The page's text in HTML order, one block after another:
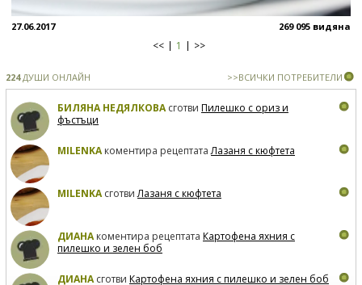
27.06.2017 269 095 видяна
<< 1 >>
224ДУШИ ОНЛАЙН >>ВСИЧКИ ПОТРЕБИТЕЛИ
БИЛЯНА НЕДЯЛКОВАсготви Пилешко с ориз и
фъстъци
MILENKAкоментира рецептатаЛазаня с кюфтета
MILENKAсготвиЛазаня с кюфтета
ДИАНАкоментира рецептата Картофена яхния с
пилешко и зелен боб
ДИАНАсготви Картофена яхния с пилешко и зелен боб